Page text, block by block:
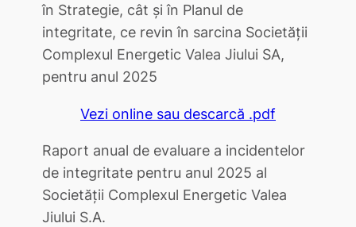
în Strategie, cât și în Planul de
integritate, ce revin în sarcina Societății
Complexul Energetic Valea Jiului SA,
pentru anul 2025
Vezi online sau descarcă .pdf
Raport anual de evaluare a incidentelor
de integritate pentru anul 2025 al
Societăţii Complexul Energetic Valea
Jiului S.A.